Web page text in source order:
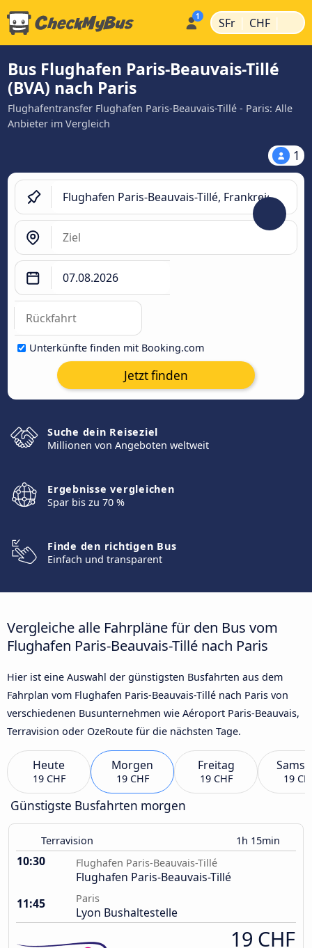
SFr | CHF |
Bus Flughafen Paris-Beauvais-Tillé
(BVA) nach Paris
Flughafentransfer Flughafen Paris-Beauvais-Tillé - Paris: Alle
Anbieter im Vergleich
1
Unterkünfte finden mit Booking.com
Jetzt finden
Suche dein Reiseziel
Millionen von Angeboten weltweit
Ergebnisse vergleichen
Spar bis zu 70 %
Finde den richtigen Bus
Einfach und transparent
Vergleiche alle Fahrpläne für den Bus vom
Flughafen Paris-Beauvais-Tillé nach Paris
Hier ist eine Auswahl der günstigsten Busfahrten aus dem
Fahrplan vom Flughafen Paris-Beauvais-Tillé nach Paris von
verschiedenen Busunternehmen wie Aéroport Paris-Beauvais,
Terravision oder OzeRoute für die nächsten Tage.
Heute
19 CHF
Morgen
19 CHF
Freitag
19 CHF 19
Günstigste Busfahrten morgen
Terravision 1h 15min
10:30 Flughafen Paris-Beauvais-Tillé
Flughafen Paris-Beauvais-Tillé
11:45
Paris
Lyon Bushaltestelle
19 CHF